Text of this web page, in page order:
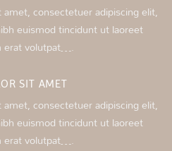
consectetuer adipiscing elit,
euismod tincidunt ut laoreet
erat volutpat….
SIT AMET
consectetuer adipiscing elit,
euismod tincidunt ut laoreet
erat volutpat….